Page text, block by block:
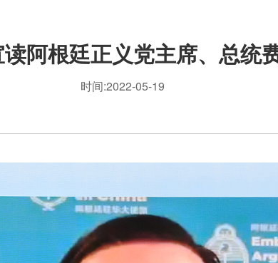
阿根廷正义党主席、总统
时间:2022-05-19